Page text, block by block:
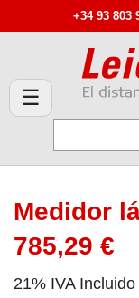
+34 93 803
☰
Medidor
785,29 €
21% IVA Incluido